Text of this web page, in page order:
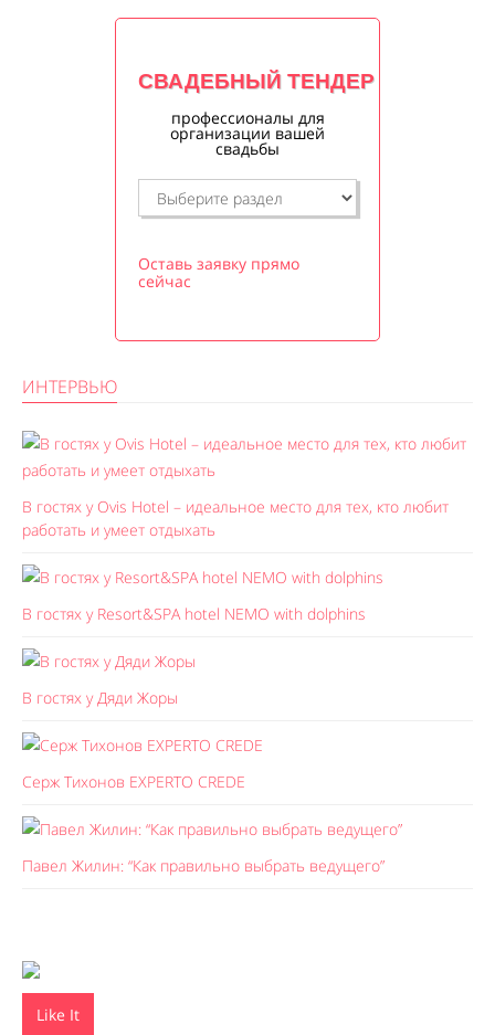
СВАДЕБНЫЙ ТЕНДЕР
профессионалы для
организации вашей
свадьбы
Оставь заявку прямо
сейчас
ИНТЕРВЬЮ
В гостях у Ovis Hotel – идеальное место для тех, кто любит
работать и умеет отдыхать
В гостях у Resort&SPA hotel NEMO with dolphins
В гостях у Дяди Жоры
Серж Тихонов EXPERTO CREDE
Павел Жилин: “Как правильно выбрать ведущего”
Like It